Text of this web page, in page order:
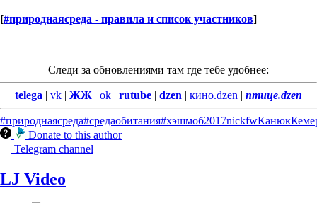
[#природнаясреда - правила и список участников]
Следи за обновлениями там где тебе удобнее:
telega | vk | ЖЖ | ok | rutube | dzen | кино.dzen | птице.dzen
#природнаясреда#средаобитания#хэшмоб2017nickfwКанюк
Donate to this author
Telegram channel
LJ Video